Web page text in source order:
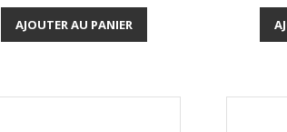
AJOUTER AU PANIER